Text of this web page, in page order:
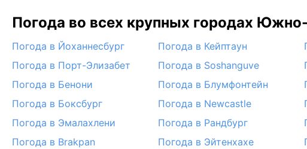
Погода во всех крупных городах
Погода в Йоханнесбург Погода в Кейптаун
Погода в Порт-Элизабет
Погода в Soshanguve
Погода в Бенони
Погода в Блумфонтейн
Погода в Боксбург
Погода в Newcastle
Погода в Эмалахлени
Погода в Рандбург
Погода в Brakpan
Погода в Эйтенхахе